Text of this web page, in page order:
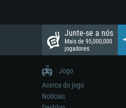
Junte-se a nós
Mais de 95,000,000
jogadores
Jogo
Acerca do jogo
Notícias